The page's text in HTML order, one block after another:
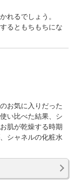
れるでしょう。
るともちもちにな
お気に入りだった
い比べた結果、シ
肌が乾燥する時期
シャネルの化粧水